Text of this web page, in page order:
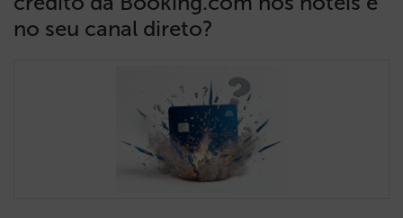
no seu canal direto?